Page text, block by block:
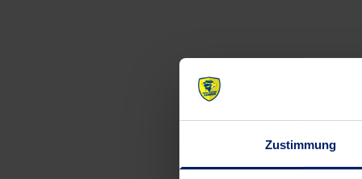
Zustimmung